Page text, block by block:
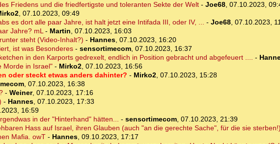
Friedens und die friedfertigste und toleranten Sekte der Welt- Joe68, 07.10.2023,
, 07.10.2023, 09:49
es dort alle paar Jahre, ist halt jetzt eine Intifada III, oder IV, ... - Joe68, 07.10.2023,
Jahre? mL- Martin, 07.10.2023, 16:03
steht (Video-Inhalt?) - Hannes, 07.10.2023, 16:20
ist was Besonderes- sensortimecom, 07.10.2023, 16:37
in den Karports gedrexelt, endlich in Position gebracht und abgefeuert .... -
Morde in Israel"- Mirko2, 07.10.2023, 16:56
oder steckt etwas anders dahinter? - Mirko2, 07.10.2023, 15:28
, 07.10.2023, 16:38
- Weiner, 07.10.2023, 17:16
- Hannes, 07.10.2023, 17:33
16:59
in der "Hinterhand" hätten... - sensortimecom, 07.10.2023, 21:39
Hass auf Israel, ihren Glauben (auch "an die gerechte Sache", für die sie
Mafia. owT - Hannes, 09.10.2023, 17:17